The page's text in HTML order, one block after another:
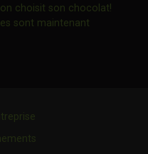
choisit son chocolat!Ce lien
sont maintenant
dans une nouvelle fenêtre"
dans une nouvelle